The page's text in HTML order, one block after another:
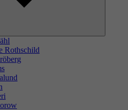
Rothschild